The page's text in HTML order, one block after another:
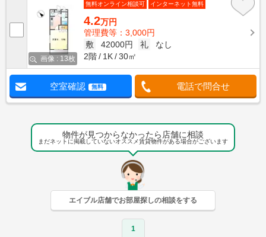
画像 : 13枚
無料オンライン相談可 インターネット無料
4.2万円
管理費等：3,000円
敷
42000円 礼
なし
2階
1K 30㎡
空室確認 無料 電話で問合せ
物件が見つからなかったら店舗に相談
まだネットに掲載していないオススメ賃貸物件がある場合がございます
エイブル店舗でお部屋探しの相談をする
1